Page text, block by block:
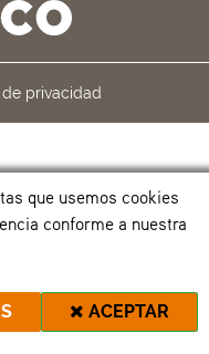
privacidad
que usemos cookies
conforme a nuestra
ACEPTAR